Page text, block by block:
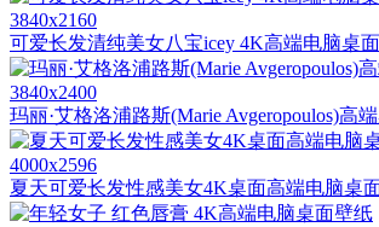
3840x2160
可爱长发清纯美女八宝icey 4K高端电脑桌
3840x2400
玛丽·艾格洛浦路斯(Marie Avgeropoulos)高
4000x2596
夏天可爱长发性感美女4K桌面高端电脑桌